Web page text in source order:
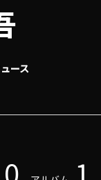
ース